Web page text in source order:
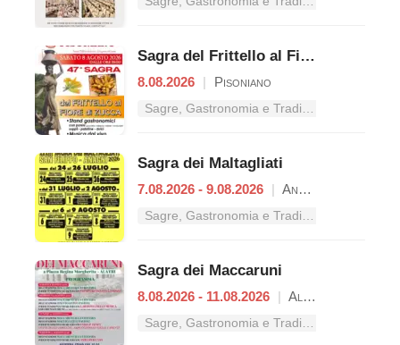
Sagra del Frittello al Fiore di Zucca
8.08.2026 | Pisoniano
Sagra dei Maltagliati
7.08.2026 - 9.08.2026 | Anagni
Sagra dei Maccaruni
8.08.2026 - 11.08.2026 | Alatri